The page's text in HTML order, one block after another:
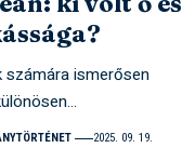
számára ismerősen
2025. 09. 19.